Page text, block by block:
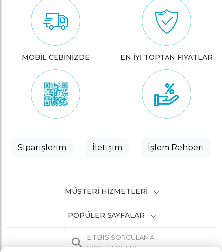
MOBİL CEBİNİZDE EN İYİ TOPTAN FİYATLAR
Siparişlerim İletişim İşlem Rehberi
MÜŞTERI HIZMETLERI
POPÜLER SAYFALAR
ETBIS SORGULAMA
SİCİL BİLGİLERİ